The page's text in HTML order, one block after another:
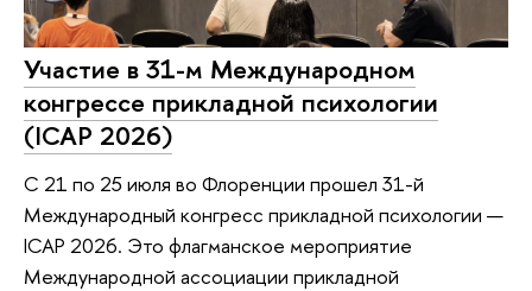
Участие в 31-м Международном
конгрессе прикладной психологии
(ICAP 2026)
С 21 по 25 июля во Флоренции прошел 31-й
Международный конгресс прикладной психологии —
ICAP 2026. Это флагманское мероприятие
Международной ассоциации прикладной